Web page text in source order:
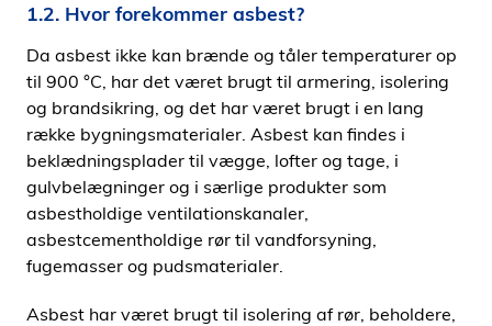
1.2. Hvor forekommer asbest?
Da asbest ikke kan brænde og tåler temperaturer op
til 900 °C, har det været brugt til armering, isolering
og brandsikring, og det har været brugt i en lang
række bygningsmaterialer. Asbest kan findes i
beklædningsplader til vægge, lofter og tage, i
gulvbelægninger og i særlige produkter som
asbestholdige ventilationskanaler,
asbestcementholdige rør til vandforsyning,
fugemasser og pudsmaterialer.
Asbest har været brugt til isolering af rør, beholdere,